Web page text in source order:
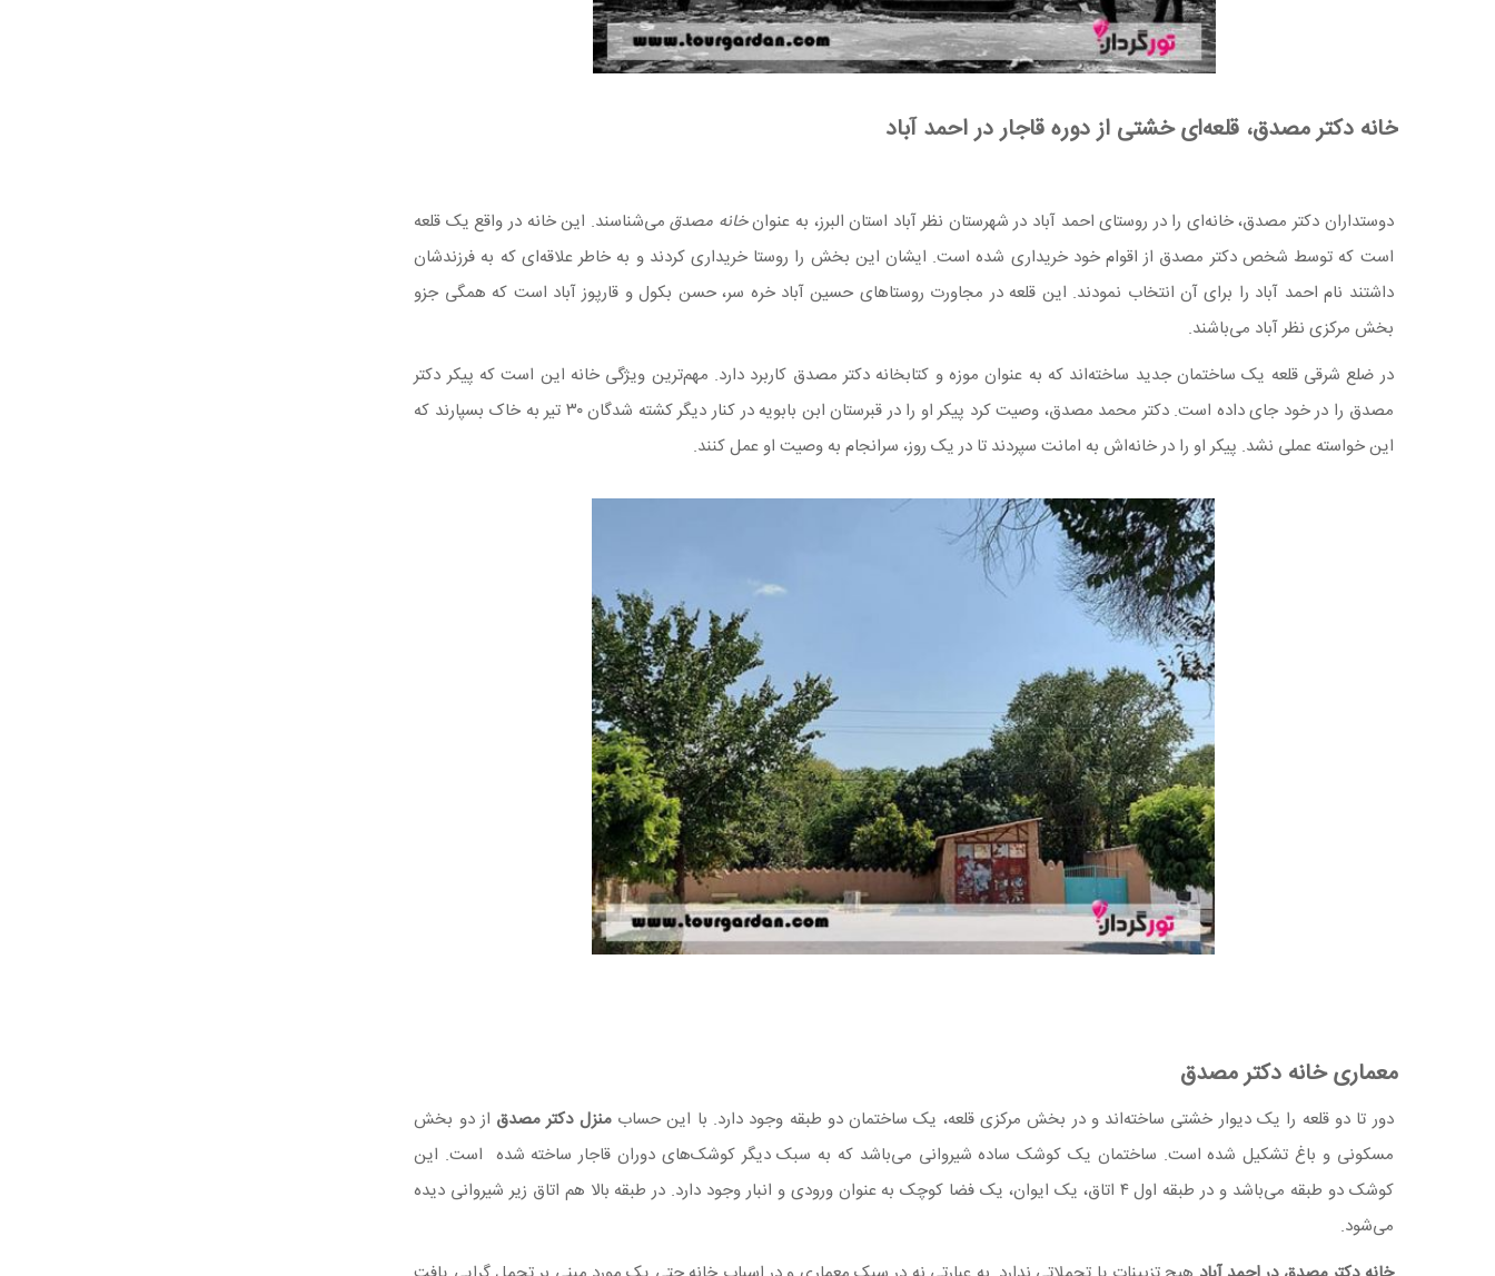
خانه دکتر مصدق، قلعه‌ای خشتی از دوره قاجار در احمد آباد
دوستداران دکتر مصدق، خانه‌ای را در روستای احمد آباد در شهرستان نظر آباد استان البرز، به عنوانخانه مصدقمی‌شناسند. این خانه در‌ واقع یک قلعه
است که توسط شخص دکتر مصدق از اقوام خود خریداری شده است. ایشان این بخش را روستا خریداری کردند و به خاطر علاقه‌ای که به فرزندشان
داشتند نام احمد آباد را برای آن انتخاب نمودند. این قلعه در مجاورت روستاهای حسین آباد خره سر، حسن بکول و قارپوز آباد است که همگی جزو
بخش مرکزی نظر آباد می‌باشند.
در ضلع شرقی قلعه یک ساختمان جدید ساخته‌اند که به عنوان موزه و کتابخانه دکتر مصدق کاربرد دارد. مهم‌ترین ویژگی خانه این است که پیکر دکتر
مصدق را در خود جای داده است. دکتر محمد مصدق، وصیت کرد پیکر او را در قبرستان ابن بابویه در کنار دیگر کشته شدگان ۳۰ تیر به خاک بسپارند که
این خواسته عملی نشد. پیکر او را در خانه‌اش به امانت سپردند تا در یک روز، سرانجام به وصیت او عمل کنند.
معماری خانه دکتر مصدق
دور تا دو قلعه را یک دیوار خشتی ساخته‌اند و در بخش مرکزی قلعه، یک ساختمان دو طبقه وجود دارد. با این حسابمنزل دکتر مصدق از دو بخش
مسکونی و باغ تشکیل شده است. ساختمان یک کوشک ساده شیروانی می‌باشد که به سبک دیگر کوشک‌های دوران قاجار ساخته شده است. این
کوشک دو طبقه می‌باشد و در طبقه اول ۴ اتاق، یک ایوان، یک فضا کوچک به عنوان ورودی و انبار وجود دارد. در طبقه بالا هم اتاق زیر شیروانی دیده
می‌شود.